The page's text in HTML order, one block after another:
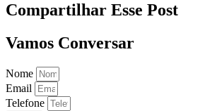
Compartilhar Esse Post
Vamos Conversar
Nome
Email
Telefone